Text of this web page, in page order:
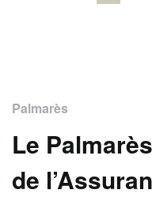
Palmarès
Le
de